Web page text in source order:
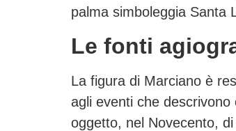
palma simboleggia Santa
Le fonti
La figura di Marciano è
agli eventi che
oggetto, nel Novecento,